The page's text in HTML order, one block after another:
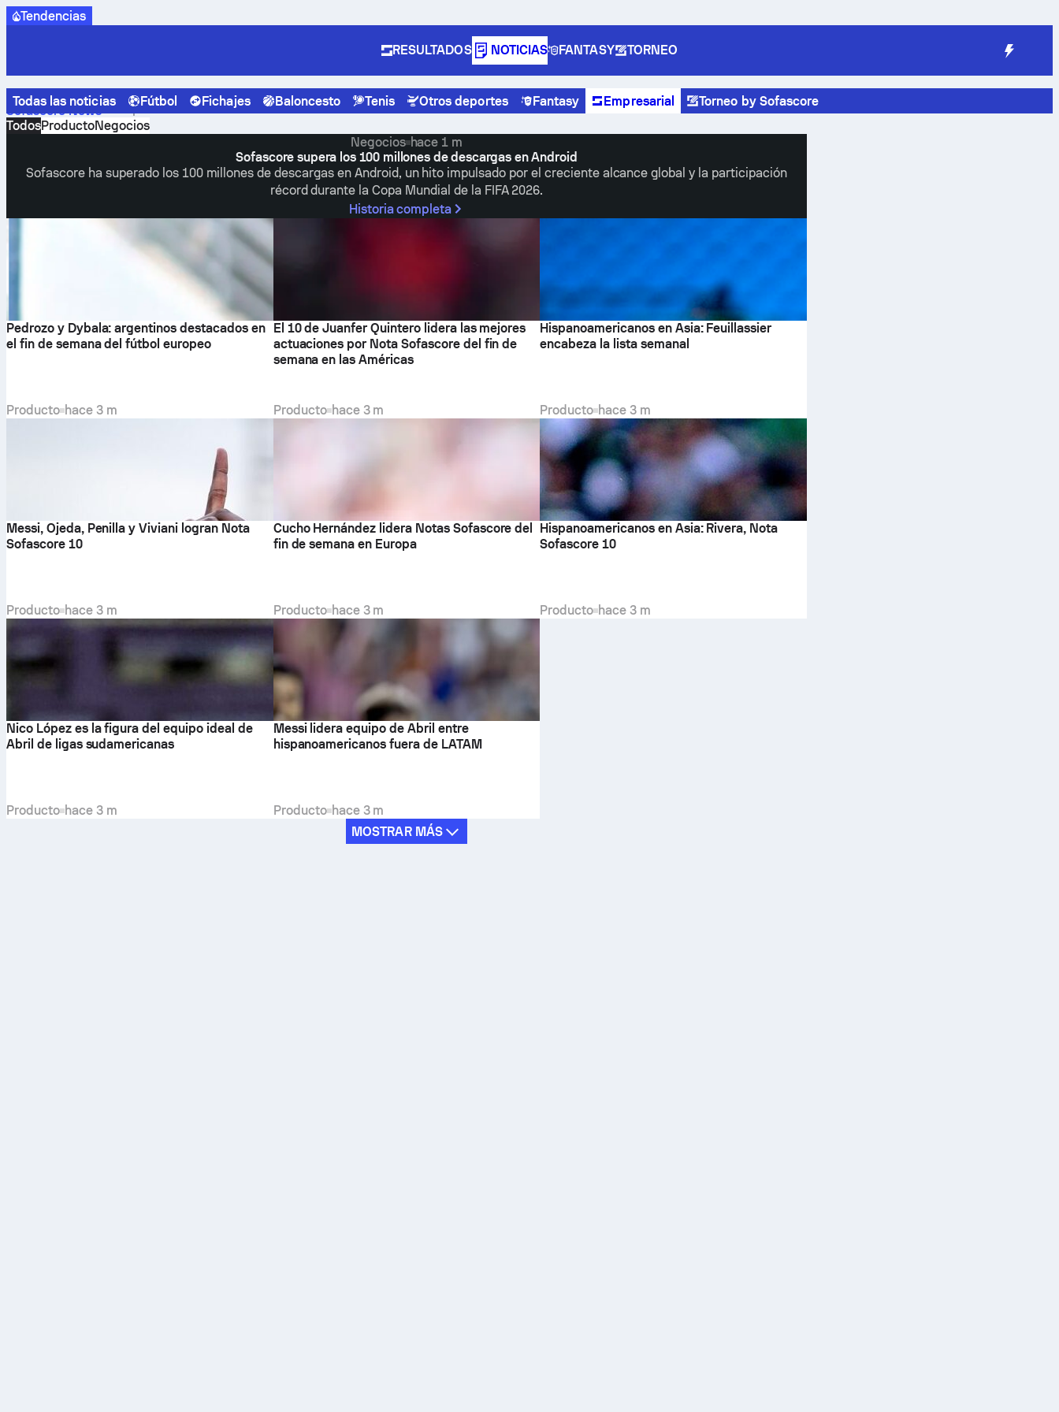
Tendencias
RESULTADOS NOTICIAS FANTASY TORNEO
Todas las noticias Fútbol Fichajes Baloncesto Tenis Otros deportes Fantasy Empresarial Torneo by Sofascore
Sofascore News
Empresarial
TodosProductoNegocios
Negocios hace 1 m
Sofascore supera los 100 millones de descargas en Android
Sofascore ha superado los 100 millones de descargas en Android, un hito impulsado por el creciente alcance global y la participación
récord durante la Copa Mundial de la FIFA 2026.
Historia completa
Pedrozo y Dybala: argentinos destacados en
el fin de semana del fútbol europeo
Producto hace 3 m
El 10 de Juanfer Quintero lidera las mejores
actuaciones por Nota Sofascore del fin de
semana en las Américas
Producto hace 3 m
Hispanoamericanos en Asia: Feuillassier
encabeza la lista semanal
Producto hace 3 m
Messi, Ojeda, Penilla y Viviani logran Nota
Sofascore 10
Producto hace 3 m
Cucho Hernández lidera Notas Sofascore del
fin de semana en Europa
Producto hace 3 m
Hispanoamericanos en Asia: Rivera, Nota
Sofascore 10
Producto hace 3 m
Nico López es la figura del equipo ideal de
Abril de ligas sudamericanas
Producto hace 3 m
Messi lidera equipo de Abril entre
hispanoamericanos fuera de LATAM
Producto hace 3 m
MOSTRAR MÁS